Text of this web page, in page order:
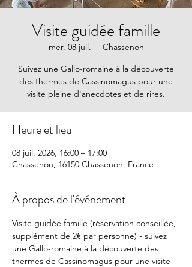
Visite guidée famille
mer. 08 juil.
  |
Chassenon
Suivez une Gallo-romaine à la découverte
des thermes de Cassinomagus pour une
visite pleine d'anecdotes et de rires.
Heure et lieu
08 juil. 2026, 16:00 – 17:00
Chassenon, 16150 Chassenon, France
À propos de l'événement
Visite guidée famille (réservation conseillée,
supplément de 2€ par personne) - suivez
une Gallo-romaine à la découverte des
thermes de Cassinomagus pour une visite